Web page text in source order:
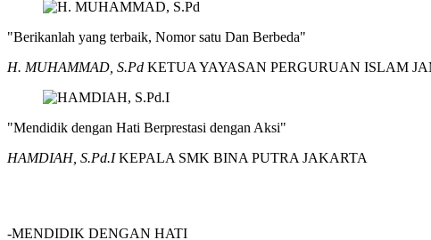
"Berikanlah yang terbaik, Nomor satu Dan Berbeda"
H. MUHAMMAD, S.Pd KETUA YAYASAN PERGURUAN ISLAM
"Mendidik dengan Hati Berprestasi dengan Aksi"
HAMDIAH, S.Pd.IKEPALA SMK BINA PUTRA JAKARTA
-MENDIDIK DENGAN HATI